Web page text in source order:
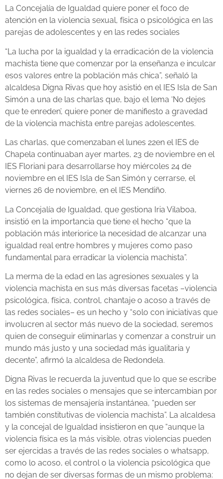
La Concejalía de Igualdad quiere poner el foco de
atención en la violencia sexual, física o psicológica en las
parejas de adolescentes y en las redes sociales
“La lucha por la igualdad y la erradicación de la violencia
machista tiene que comenzar por la enseñanza e inculcar
esos valores entre la población más chica”, señaló la
alcaldesa Digna Rivas que hoy asistió en el IES Isla de San
Simón a una de las charlas que, bajo el lema ‘No dejes
que te enreden’, quiere poner de manifiesto a gravedad
de la violencia machista entre parejas adolescentes.
Las charlas, que comenzaban el lunes 22en el IES de
Chapela continuaban ayer martes, 23 de noviembre en el
IES Floriani para desarrollarse hoy miércoles 24 de
noviembre en el IES Isla de San Simón y cerrarse, el
viernes 26 de noviembre, en el IES Mendiño.
La Concejalía de Igualdad, que gestiona Iria Vilaboa,
insistió en la importancia que tiene el hecho “que la
población más interiorice la necesidad de alcanzar una
igualdad real entre hombres y mujeres como paso
fundamental para erradicar la violencia machista”.
La merma de la edad en las agresiones sexuales y la
violencia machista en sus más diversas facetas –violencia
psicológica, física, control, chantaje o acoso a través de
las redes sociales– es un hecho y “solo con iniciativas que
involucren al sector más nuevo de la sociedad, seremos
quien de conseguir eliminarlas y comenzar a construir un
mundo más justo y una sociedad más igualitaria y
decente”, afirmó la alcaldesa de Redondela.
Digna Rivas le recuerda la juventud que lo que se escribe
en las redes sociales o mensajes que se intercambian por
los sistemas de mensajería instantánea, “pueden ser
también constitutivas de violencia machista”. La alcaldesa
y la concejal de Igualdad insistieron en que “aunque la
violencia física es la más visible, otras violencias pueden
ser ejercidas a través de las redes sociales o whatsapp,
como lo acoso, el control o la violencia psicológica que
no dejan de ser diversas formas de un mismo problema: